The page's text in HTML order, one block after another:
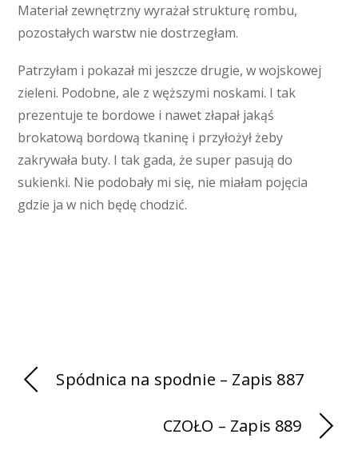
Materiał zewnętrzny wyrażał strukturę rombu,
pozostałych warstw nie dostrzegłam.
Patrzyłam i pokazał mi jeszcze drugie, w wojskowej
zieleni. Podobne, ale z węższymi noskami. I tak
prezentuje te bordowe i nawet złapał jakąś
brokatową bordową tkaninę i przyłożył żeby
zakrywała buty. I tak gada, że super pasują do
sukienki. Nie podobały mi się, nie miałam pojęcia
gdzie ja w nich będę chodzić.
Spódnica na spodnie – Zapis 887
CZOŁO – Zapis 889